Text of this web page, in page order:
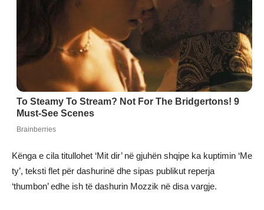
Kënga e cila titullohet ‘Mit dir’ në gjuhën shqipe ka kuptimin ‘Me
ty’, teksti flet për dashurinë dhe sipas publikut reperja
‘thumbon’ edhe ish të dashurin Mozzik në disa vargje.